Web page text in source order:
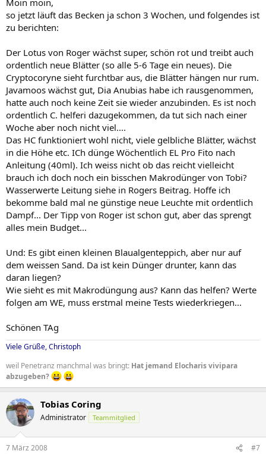
Moin moin,
so jetzt läuft das Becken ja schon 3 Wochen, und folgendes ist
zu berichten:
Der Lotus von Roger wächst super, schön rot und treibt auch
ordentlich neue Blätter (so alle 5-6 Tage ein neues). Die
Cryptocoryne sieht furchtbar aus, die Blätter hängen nur rum.
Javamoos wächst gut, Dia Anubias habe ich rausgenommen,
hatte auch noch keine Zeit sie wieder anzubinden. Es ist noch
ordentlich C. helferi dazugekommen, da tut sich nach einer
Woche aber noch nicht viel....
Das HC funktioniert wohl nicht, viele gelbliche Blätter, wächst
in die Höhe etc. ICh dünge Wöchentlich EL Pro Fito nach
Anleitung (40ml). Ich weiss nicht ob das reicht vielleicht
brauch ich doch noch ein bisschen Makrodünger von Tobi?
Wasserwerte Leitung siehe in Rogers Beitrag. Hoffe ich
bekomme bald mal ne günstige neue Leuchte mit ordentlich
Dampf... Der Tipp von Roger ist schon gut, aber das sprengt
alles mein Budget...
Und: Es gibt einen kleinen Blaualgenteppich, aber nur auf
dem weissen Sand. Da ist kein Dünger drunter, kann das
daran liegen?
Wie sieht es mit Makrodüngung aus? Kann das helfen? Werte
folgen am WE, muss erstmal meine Tests wiederkriegen...
Schönen TAg
Viele Grüße, Christoph
weil Penetranz manchmal was bringt: Hat jemand Elocharis vivipara
abzugeben?
Tobias Coring
Administrator Teammitglied
7 März 2008 #7